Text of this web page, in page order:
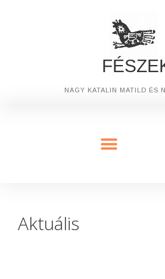
NAGY KATALIN MATILD ÉS
Aktuális